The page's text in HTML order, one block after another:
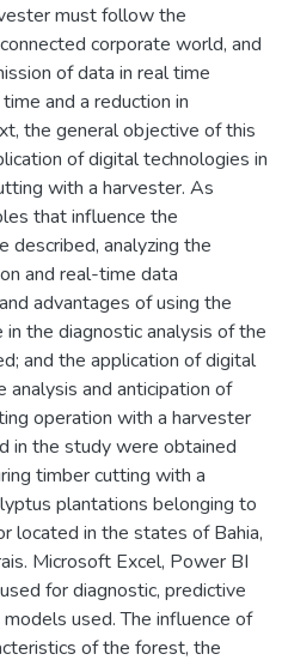
must follow the
corporate world, and
of data in real time
and a reduction in
the general objective of this
of digital technologies in
with a harvester. As
that influence the
described, analyzing the
and real-time data
advantages of using the
the diagnostic analysis of the
and the application of digital
and anticipation of
operation with a harvester
in the study were obtained
timber cutting with a
plantations belonging to
located in the states of Bahia,
Microsoft Excel, Power BI
for diagnostic, predictive
used. The influence of
of the forest, the